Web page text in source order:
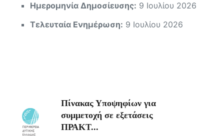
Ημερομηνία Δημοσίευσης: 9 Ιουλίου 2026
Τελευταία Ενημέρωση: 9 Ιουλίου 2026
Πίνακας Υποψηφίων για
συμμετοχή σε εξετάσεις
ΠΡΑΚΤ...